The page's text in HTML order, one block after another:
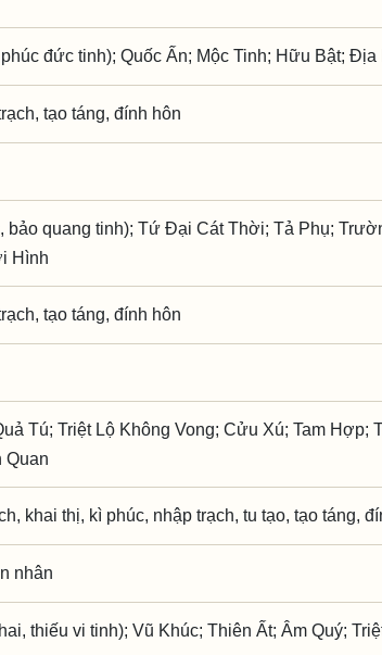
đức tinh); Quốc Ấn; Mộc Tinh; Hữu Bật; Địa
tạo táng, đính hôn
quang tinh); Tứ Đại Cát Thời; Tả Phụ;
Hình
tạo táng, đính hôn
Tú; Triệt Lộ Không Vong; Cửu Xú; Tam Hợp;
Quan
khai thị, kì phúc, nhập trạch, tu tạo, tạo táng,
nhân
thiếu vi tinh); Vũ Khúc; Thiên Ất; Âm Quý;